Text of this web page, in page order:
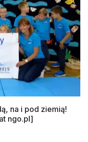
na i pod ziemią!
ngo.pl]